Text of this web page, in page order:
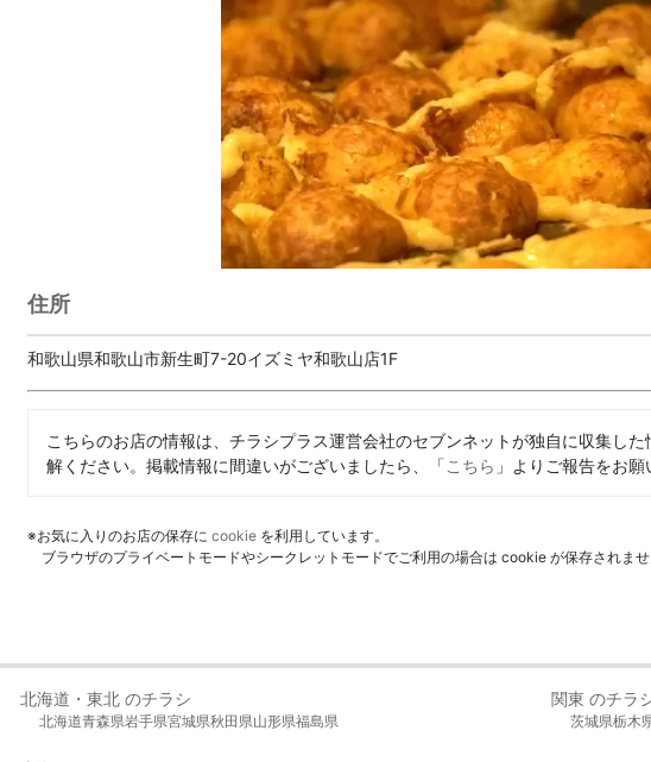
住所
和歌山県和歌山市新生町7-20イズミヤ和歌山店1F
こちらのお店の情報は、チラシプラス運営会社のセブンネットが独自に収集し
解ください。掲載情報に間違いがございましたら、「こちら 」よりご報告をお願
※お気に入りのお店の保存に cookie を利用しています。
ブラウザのプライベートモードやシークレットモードでご利用の場合は cookie が保存されま
北海道・東北 のチラシ
北海道青森県岩手県宮城県秋田県山形県福島県
関東 のチラ
茨城県栃木